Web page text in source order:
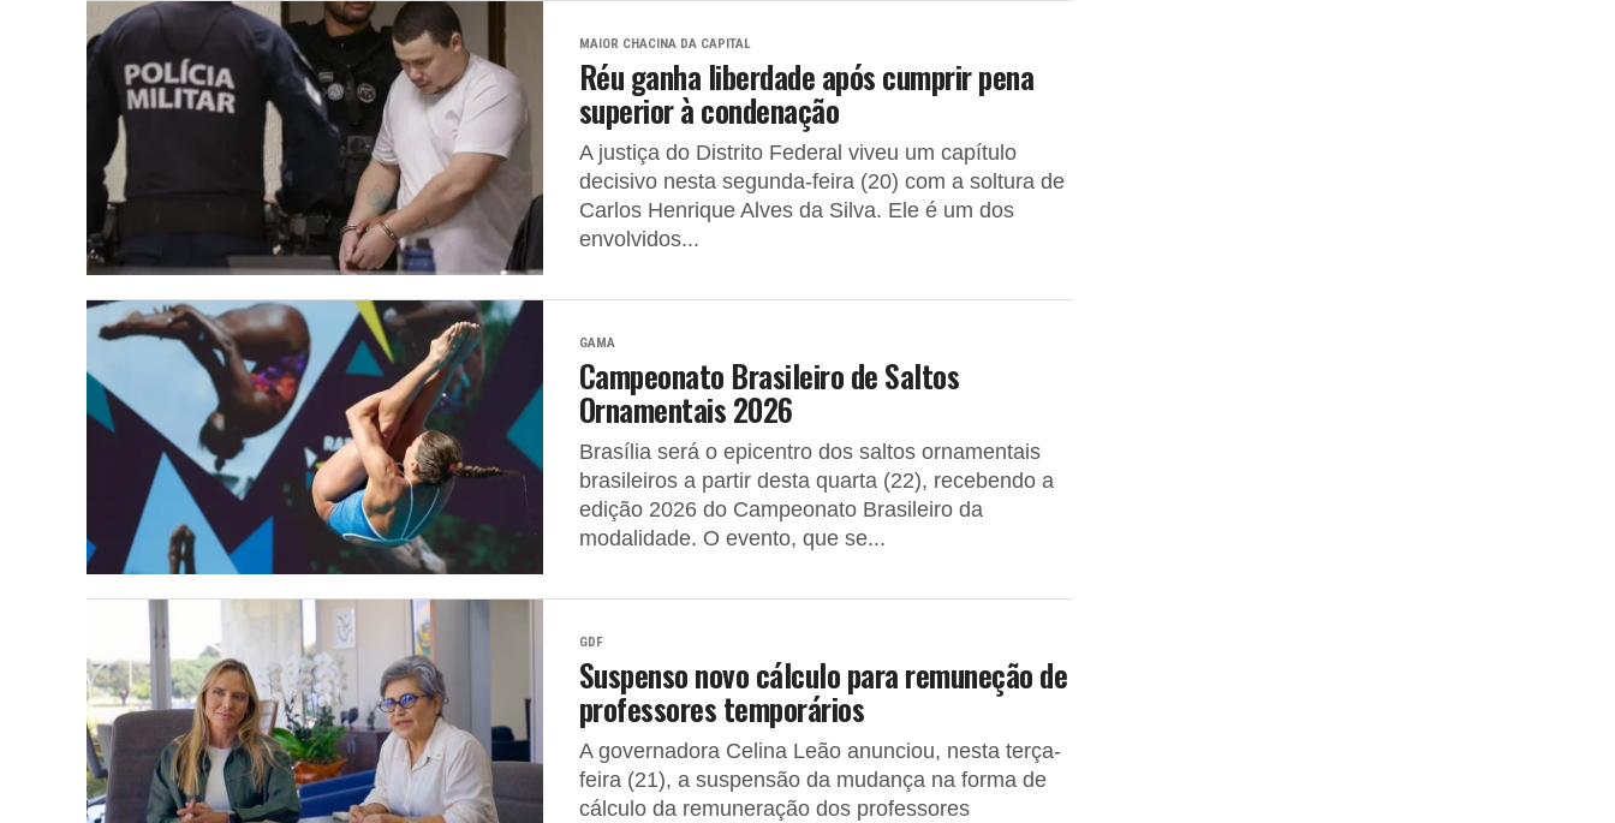
MAIOR CHACINA DA CAPITAL
Réu ganha liberdade após cumprir pena
superior à condenação
A justiça do Distrito Federal viveu um capítulo
decisivo nesta segunda-feira (20) com a soltura de
Carlos Henrique Alves da Silva. Ele é um dos
envolvidos...
GAMA
Campeonato Brasileiro de Saltos
Ornamentais 2026
Brasília será o epicentro dos saltos ornamentais
brasileiros a partir desta quarta (22), recebendo a
edição 2026 do Campeonato Brasileiro da
modalidade. O evento, que se...
GDF
Suspenso novo cálculo para remuneção de
professores temporários
A governadora Celina Leão anunciou, nesta terça-
feira (21), a suspensão da mudança na forma de
cálculo da remuneração dos professores